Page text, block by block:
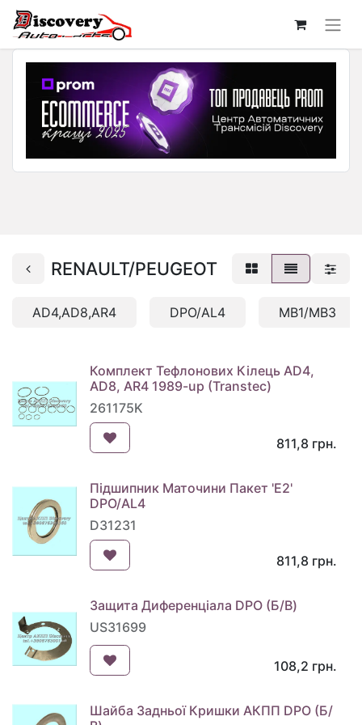
RENAULT/PEUGEOT
AD4,AD8,AR4 DPO/AL4 MB1/MB3
Комплект Тефлонових Кілець AD4,
AD8, AR4 1989-up (Transtec)
261175K
811,8 грн.
Підшипник Маточини Пакет 'E2'
DPO/AL4
D31231
811,8 грн.
Защита Диференціала DPO (Б/В)
US31699
108,2 грн.
Шайба Задньої Кришки АКПП DPO (Б/